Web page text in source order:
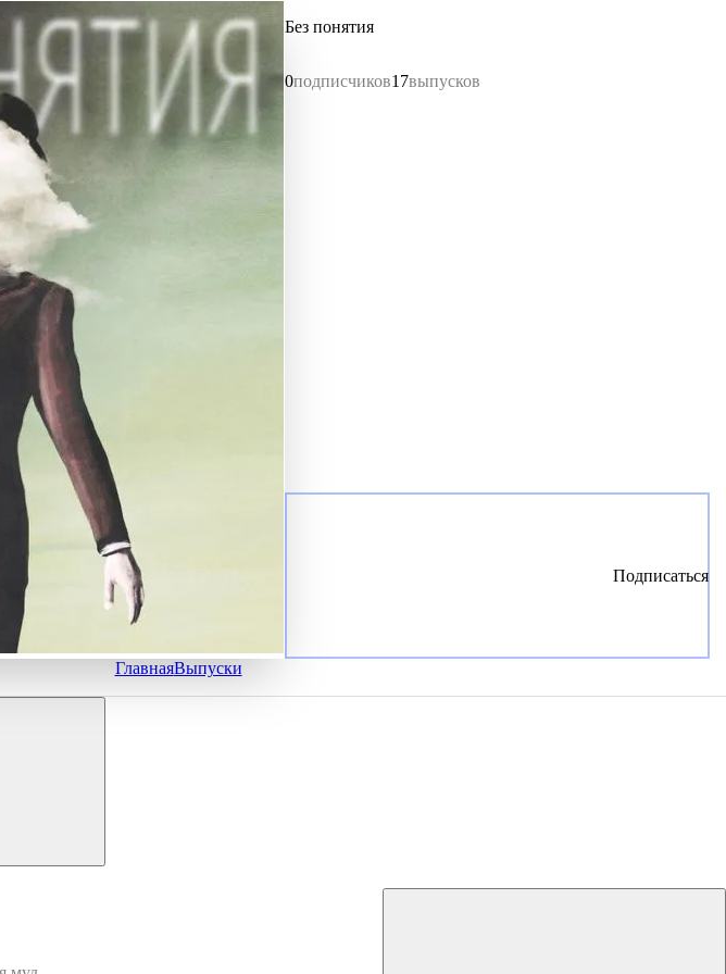
Без понятия
0подписчиков17выпусков
Подписаться
ГлавнаяВыпуски